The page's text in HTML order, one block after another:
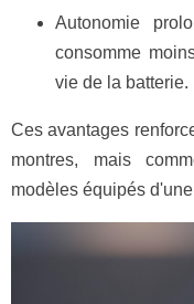
Autonomie
consomme
vie de la batterie.
Ces avantages
montres, mais
modèles équipés